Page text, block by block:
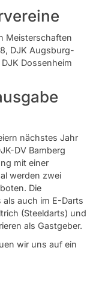
Meisterschaften
DJK Augsburg-
Dossenheim
nächstes Jahr
DV Bamberg
mit einer
werden zwei
Die
auch im E-Darts
(Steeldarts) und
als Gastgeber.
wir uns auf ein